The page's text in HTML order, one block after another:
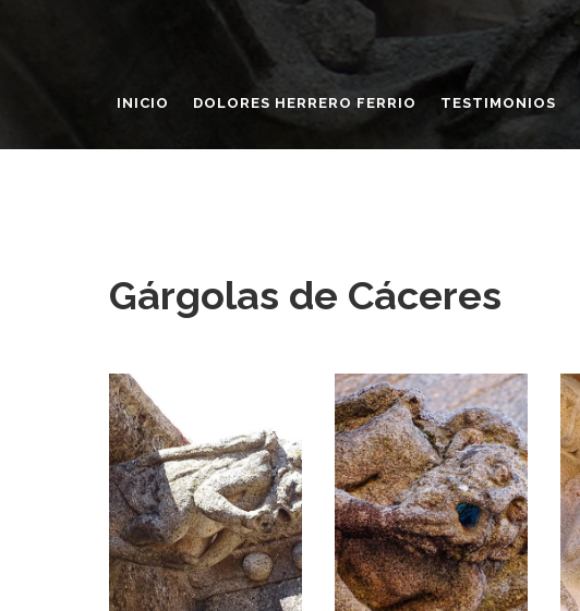
INICIO DOLORES HERRERO FERRIO TESTIMONIOS
Gárgolas de Cáceres